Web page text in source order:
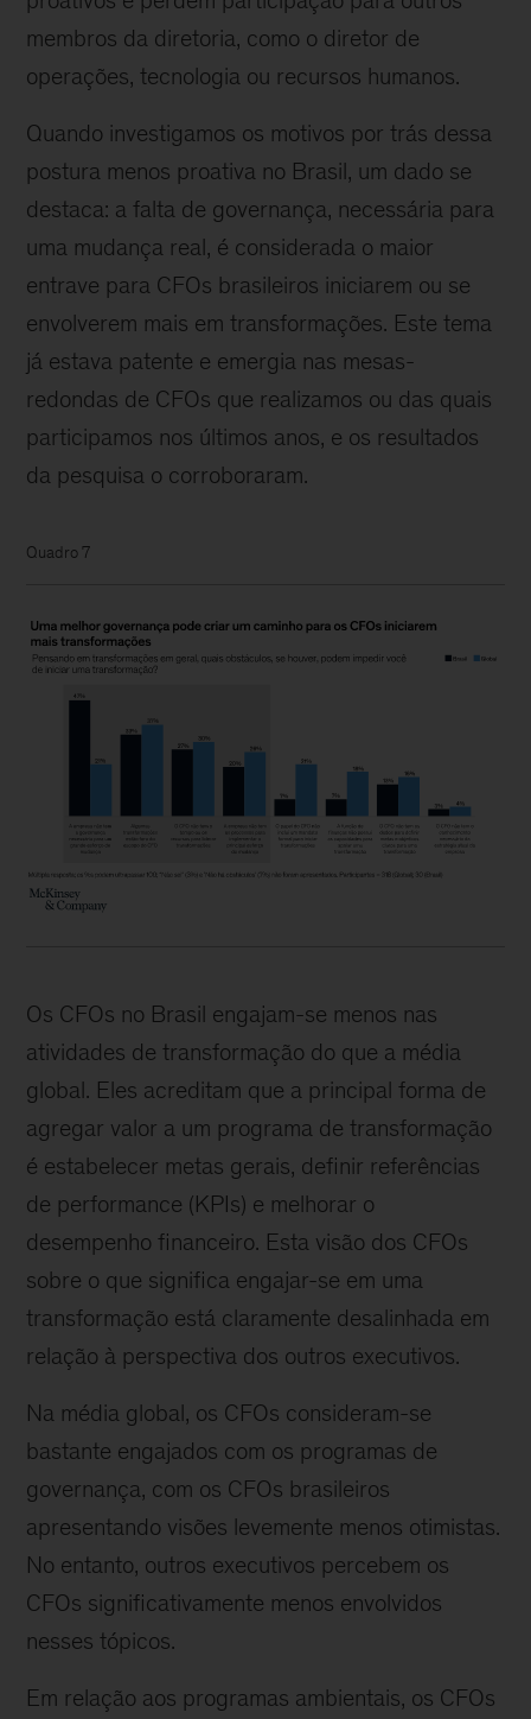
membros da diretoria, como o diretor de
operações, tecnologia ou recursos humanos.
Quando investigamos os motivos por trás dessa
postura menos proativa no Brasil, um dado se
destaca: a falta de governança, necessária para
uma mudança real, é considerada o maior
entrave para CFOs brasileiros iniciarem ou se
envolverem mais em transformações. Este tema
já estava patente e emergia nas mesas-
redondas de CFOs que realizamos ou das quais
participamos nos últimos anos, e os resultados
da pesquisa o corroboraram.
Quadro 7
Os CFOs no Brasil engajam-se menos nas
atividades de transformação do que a média
global. Eles acreditam que a principal forma de
agregar valor a um programa de transformação
é estabelecer metas gerais, definir referências
de performance (KPIs) e melhorar o
desempenho financeiro. Esta visão dos CFOs
sobre o que significa engajar-se em uma
transformação está claramente desalinhada em
relação à perspectiva dos outros executivos.
Na média global, os CFOs consideram-se
bastante engajados com os programas de
governança, com os CFOs brasileiros
apresentando visões levemente menos otimistas.
No entanto, outros executivos percebem os
CFOs significativamente menos envolvidos
nesses tópicos.
Em relação aos programas ambientais, os CFOs